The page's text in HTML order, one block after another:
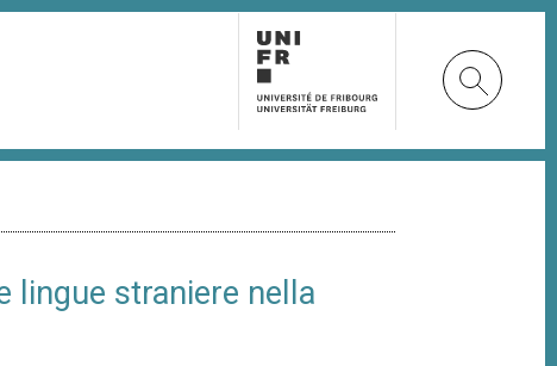
lingue straniere nella